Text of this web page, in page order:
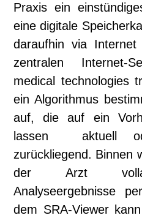
Praxis ein
eine digitale
daraufhin via
zentralen Internet-
medical technologies
ein Algorithmus
auf, die auf ein
lassen  aktuell
zurückliegend. Binnen
der Arzt
Analyseergebnisse
dem SRA-Viewer